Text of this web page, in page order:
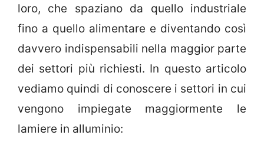
loro, che spaziano da quello industriale
fino a quello alimentare e diventando così
davvero indispensabili nella maggior parte
dei settori più richiesti. In questo articolo
vediamo quindi di conoscere i settori in cui
vengono impiegate maggiormente le
lamiere in alluminio: